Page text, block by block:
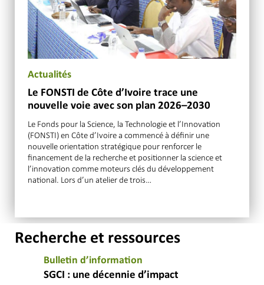
Actualités
Le FONSTI de Côte d’Ivoire trace une
nouvelle voie avec son plan 2026–2030
Le Fonds pour la Science, la Technologie et l’Innovation
(FONSTI) en Côte d’Ivoire a commencé à définir une
nouvelle orientation stratégique pour renforcer le
financement de la recherche et positionner la science et
l’innovation comme moteurs clés du développement
national. Lors d’un atelier de trois…
Recherche et ressources
Bulletin d’information
SGCI : une décennie d’impact